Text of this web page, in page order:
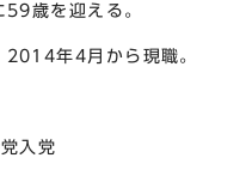
歳を迎える。
年4月から現職。
党